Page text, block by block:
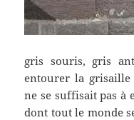
gris souris, gris
entourer la
ne se suffisait pas à
dont tout le monde